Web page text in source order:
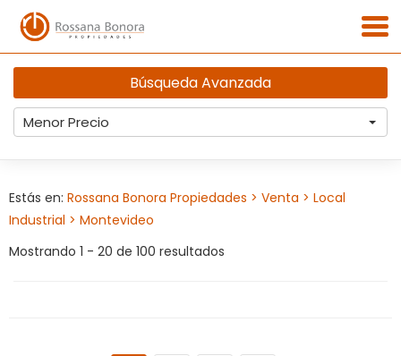
Búsqueda Avanzada
Menor Precio
Estás en: Rossana Bonora Propiedades > Venta > Local
Industrial > Montevideo
Mostrando 1 - 20 de 100 resultados